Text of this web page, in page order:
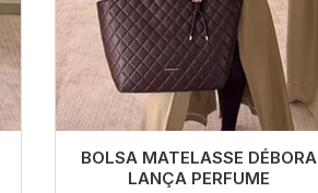
BOLSA MATELASSE DÉBORA
LANÇA PERFUME